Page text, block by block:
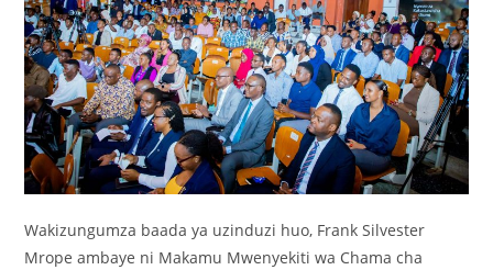
Wakizungumza baada ya uzinduzi huo, Frank Silvester
Mrope ambaye ni Makamu Mwenyekiti wa Chama cha